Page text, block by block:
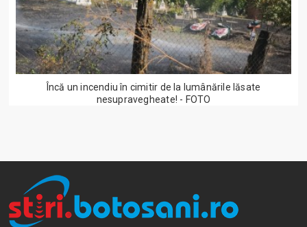
Încă un incendiu în cimitir de la lumânările lăsate
nesupravegheate! - FOTO